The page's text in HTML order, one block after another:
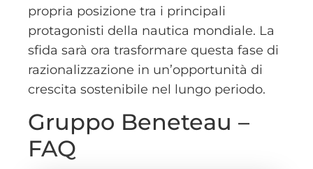
propria posizione tra i principali
protagonisti della nautica mondiale. La
sfida sarà ora trasformare questa fase di
razionalizzazione in un’opportunità di
crescita sostenibile nel lungo periodo.
Gruppo Beneteau –
FAQ